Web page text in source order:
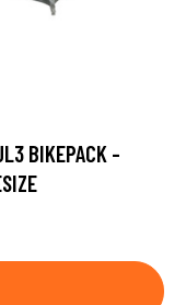
BIKEPACK -